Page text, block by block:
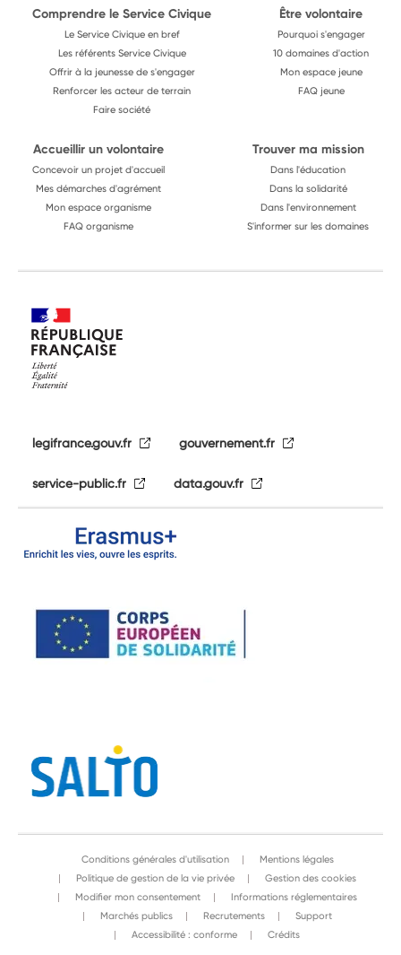
Comprendre le Service Civique
Le Service Civique en bref
Les référents Service Civique
Offrir à la jeunesse de s'engager
Renforcer les acteur de terrain
Faire société
Être volontaire
Pourquoi s'engager
10 domaines d'action
Mon espace jeune
FAQ jeune
Accueillir un volontaire
Concevoir un projet d'accueil
Mes démarches d'agrément
Mon espace organisme
FAQ organisme
Trouver ma mission
Dans l'éducation
Dans la solidarité
Dans l'environnement
S'informer sur les domaines
legifrance.gouv.fr gouvernement.fr
service-public.fr data.gouv.fr
Conditions générales d'utilisation
Mentions légales
Politique de gestion de la vie privée
Gestion des cookies
Modifier mon consentement
Informations réglementaires
Marchés publics
Recrutements
Support
Accessibilité : conforme
Crédits